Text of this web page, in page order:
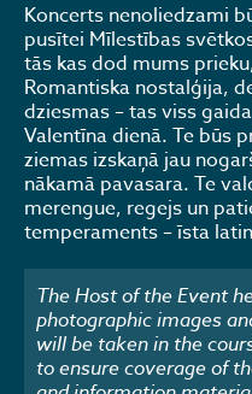
Koncerts nenoliedzami
pusītei Mīlestības
tās kas dod mums
Romantiska nostalģija,
dziesmas – tas viss
Valentīna dienā. Te būs
ziemas izskaņā jau
nākamā pavasara. Te
merengue, regejs un
temperaments – īsta
The Host of the Event
photographic images
will be taken in the
to ensure coverage of